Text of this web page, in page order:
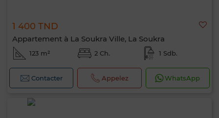
1 400 TND
Appartement à La Soukra Ville, La Soukra
123 m² 2 Ch. 1 Sdb.
Contacter Appelez WhatsApp